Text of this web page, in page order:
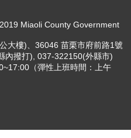
Miaoli County Government
大樓)、36046 苗栗市府前路1號
內撥打), 037-322150(外縣市)
（彈性上班時間：上午